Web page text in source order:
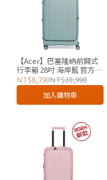
【Acer】巴塞隆納前開式
行李箱 28吋 海岸藍 官方授
權
NT$8,790NT$10,990
加入購物車